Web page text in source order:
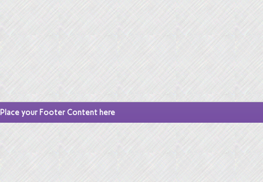
Place your Footer Content here